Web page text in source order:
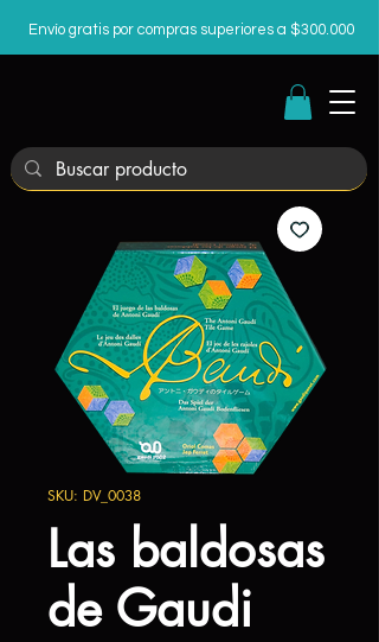
Envío gratis por compras superiores a $300.000
SKU: DV_0038
Las baldosas
de Gaudi